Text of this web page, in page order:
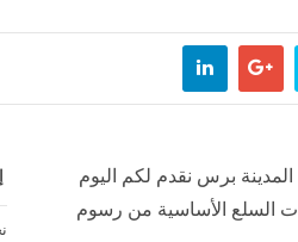
برس نقدم لكم اليوم
السلع الأساسية من رسوم